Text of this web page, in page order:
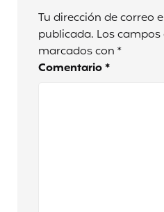
Tu dirección de correo
publicada. Los
marcados con *
Comentario *